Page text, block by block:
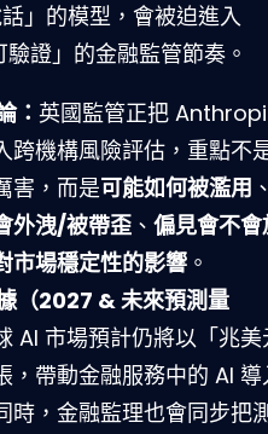
」的模型，會被迫進入
驗證」的金融監管節奏。
： 英國監管正把
跨機構風險評估，重點不
害，而是可能如何被濫用
外洩/被帶歪 、 偏見會不會
市場穩定性的影響 。
（2027 & 未來預測量
AI 市場預計仍將以「兆美
，帶動金融服務中的 AI 導
時，金融監理也會同步把